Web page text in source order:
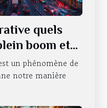
quels
boom et
un phénomène de
notre manière